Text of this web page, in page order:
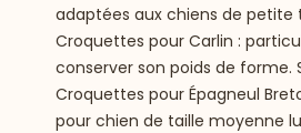
adaptées aux chiens de
Croquettes pour Carlin :
conserver son poids de forme.
Croquettes pour Épagneul
pour chien de taille moyenne